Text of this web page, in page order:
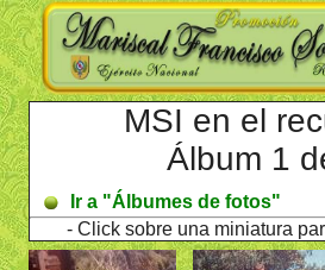
MSI en el
Álbum 1
Ir a "Álbumes de fotos"
- Click sobre una miniatura